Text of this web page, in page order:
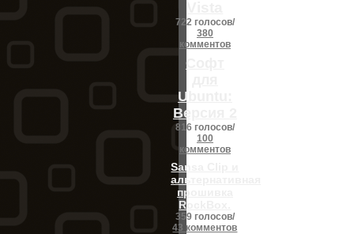
722 голосов/
380
комментов
Софт
Ubuntu:
Версия 2
816 голосов/
100
комментов
Sansa Clip и
альтернативная
прошивка
RockBox.
359 голосов/
43 комментов